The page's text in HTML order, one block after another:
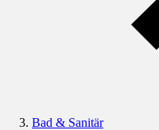
Bad & Sanitär